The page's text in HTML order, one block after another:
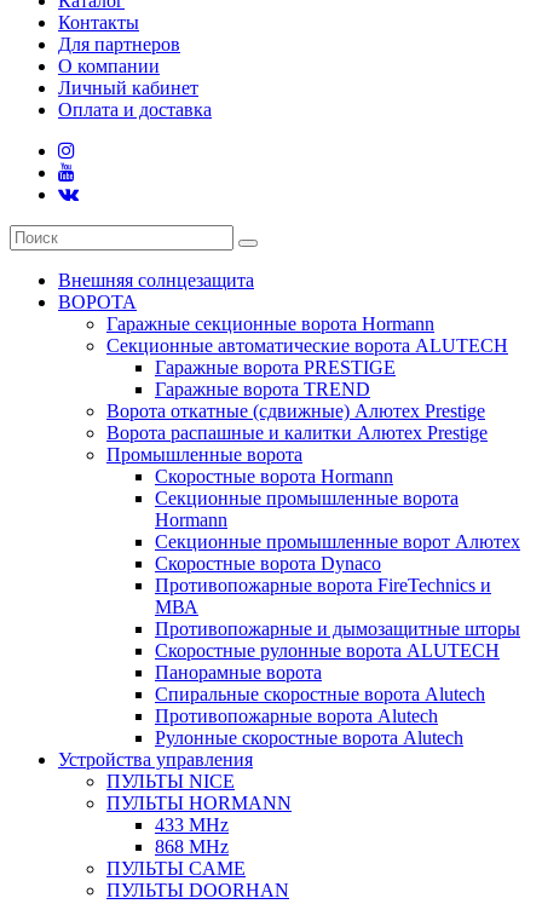
Контакты
Для партнеров
О компании
Личный кабинет
Оплата и доставка
Внешняя солнцезащита
ВОРОТА
Гаражные секционные ворота Hormann
Секционные автоматические ворота ALUTECH
Гаражные ворота PRESTIGE
Гаражные ворота TREND
Ворота откатные (сдвижные) Алютех Prestige
Ворота распашные и калитки Алютех Prestige
Промышленные ворота
Скоростные ворота Hormann
Секционные промышленные ворота
Hormann
Секционные промышленные ворот Алютех
Скоростные ворота Dynaco
Противопожарные ворота FireTechnics и
МВА
Противопожарные и дымозащитные шторы
Скоростные рулонные ворота ALUTECH
Панорамные ворота
Спиральные скоростные ворота Alutech
Противопожарные ворота Alutech
Рулонные скоростные ворота Alutech
Устройства управления
ПУЛЬТЫ NICE
ПУЛЬТЫ HORMANN
433 MHz
868 MHz
ПУЛЬТЫ CAME
ПУЛЬТЫ DOORHAN